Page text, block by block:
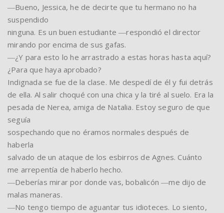
―Bueno, Jessica, he de decirte que tu hermano no ha
suspendido
ninguna. Es un buen estudiante ―respondió el director
mirando por encima de sus gafas.
―¿Y para esto lo he arrastrado a estas horas hasta aquí?
¿Para que haya aprobado?
Indignada se fue de la clase. Me despedí de él y fui detrás
de ella. Al salir choqué con una chica y la tiré al suelo. Era la
pesada de Nerea, amiga de Natalia. Estoy seguro de que
seguía
sospechando que no éramos normales después de
haberla
salvado de un ataque de los esbirros de Agnes. Cuánto
me arrepentía de haberlo hecho.
―Deberías mirar por donde vas, bobalicón ―me dijo de
malas maneras.
―No tengo tiempo de aguantar tus idioteces. Lo siento,